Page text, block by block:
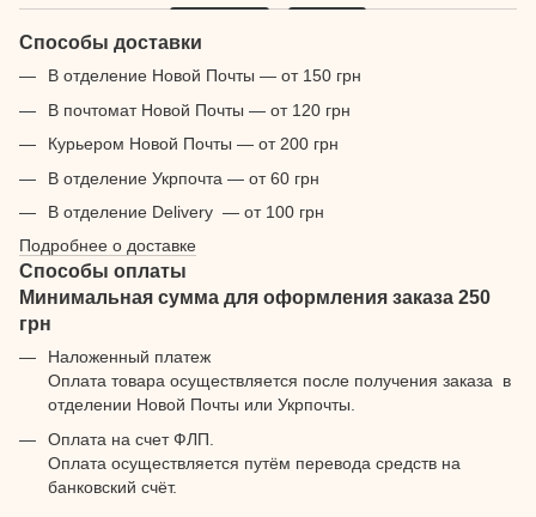
Способы доставки
В отделение Новой Почты — от 150 грн
В почтомат Новой Почты — от 120 грн
Курьером Новой Почты — от 200 грн
В отделение Укрпочта — от 60 грн
В отделение Delivery — от 100 грн
Подробнее о доставке
Способы оплаты
Минимальная сумма для оформления заказа 250
грн
Наложенный платеж
Оплата товара осуществляется после получения заказа в
отделении Новой Почты или Укрпочты.
Оплата на счет ФЛП.
Оплата осуществляется путём перевода средств на
банковский счёт.